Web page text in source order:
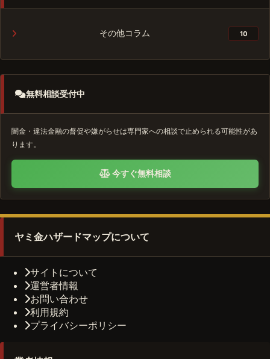
その他コラム 10
無料相談受付中
闇金・違法金融の督促や嫌がらせは専門家への相談で止められる可能性があ
ります。
今すぐ無料相談
ヤミ金ハザードマップについて
サイトについて
運営者情報
お問い合わせ
利用規約
プライバシーポリシー